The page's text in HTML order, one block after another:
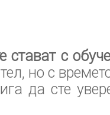
стават с
но с
да сте